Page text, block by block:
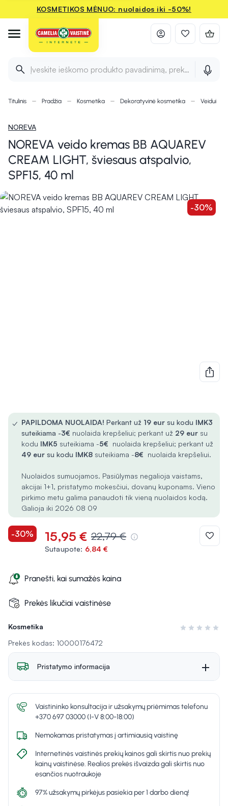
KOSMETIKOS MĖNUO: nuolaidos iki -50%!
Įveskite ieškomo produkto pavadinimą, prekės ženklą ir
Titulinis Pradžia Kosmetika Dekoratyvinė kosmetika Veidui
NOREVA
NOREVA veido kremas BB AQUAREV
CREAM LIGHT, šviesaus atspalvio,
SPF15, 40 ml
-30%
Kosmetika
Įvertinimas 0
Prekės kodas: 10000176472
✓ PAPILDOMA NUOLAIDA! Perkant už 19 eur su kodu IMK3
suteikiama -3€ nuolaida krepšeliui; perkant už 29 eur su
kodu IMK5 suteikiama -5€ nuolaida krepšeliui; perkant už
49 eur su kodu IMK8 suteikiama -8€ nuolaida krepšeliui.
Nuolaidos sumuojamos. Pasiūlymas negalioja vaistams,
akcijai 1+1, pristatymo mokesčiui, dovanų kuponams. Vieno
pirkimo metu galima panaudoti tik vieną nuolaidos kodą.
Galioja iki 2026 08 09
-30% 15,95 € 22,79 €
Sutaupote: 6,84 €
Pranešti, kai sumažės kaina
Prekės likučiai vaistinėse
Pristatymo informacija
Vaistininko konsultacija ir užsakymų priėmimas telefonu
+370 697 03000 (I-V 8:00-18:00)
Nemokamas pristatymas į artimiausią vaistinę
Internetinės vaistinės prekių kainos gali skirtis nuo prekių
kainų vaistinėse. Realios prekės išvaizda gali skirtis nuo
esančios nuotraukoje
97% užsakymų pirkėjus pasiekia per 1 darbo dieną!